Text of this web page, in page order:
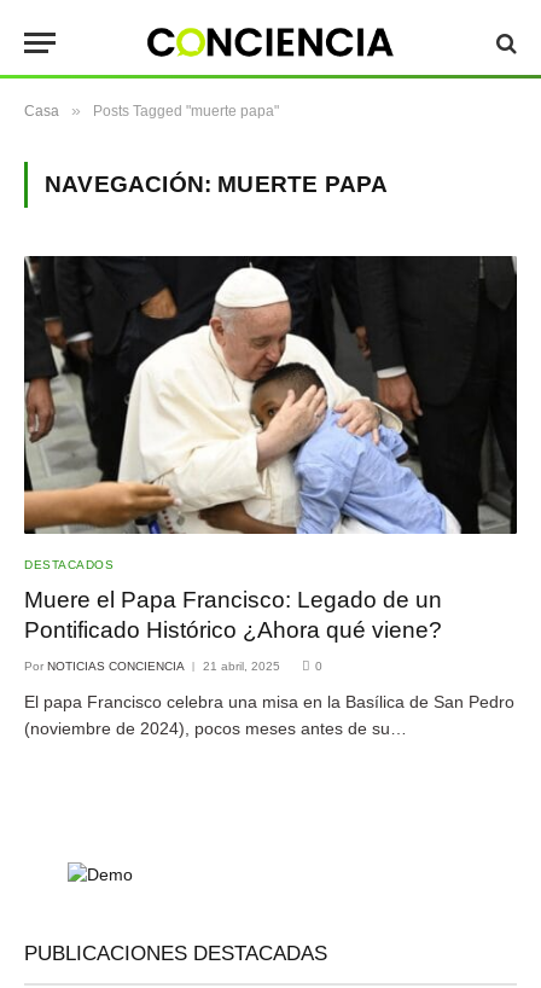
Casa » Posts Tagged "muerte papa"
NAVEGACIÓN: MUERTE PAPA
DESTACADOS
Muere el Papa Francisco: Legado de un
Pontificado Histórico ¿Ahora qué viene?
Por NOTICIAS CONCIENCIA 21 abril, 2025 0
El papa Francisco celebra una misa en la Basílica de San Pedro
(noviembre de 2024), pocos meses antes de su…
PUBLICACIONES DESTACADAS